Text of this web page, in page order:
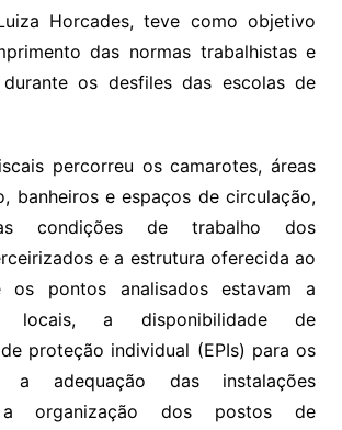
Horcades, teve como objetivo
das normas trabalhistas e
os desfiles das escolas de
percorreu os camarotes, áreas
banheiros e espaços de circulação,
condições de trabalho dos
e a estrutura oferecida ao
os pontos analisados estavam a
locais, a disponibilidade de
proteção individual (EPIs) para os
a adequação das instalações
organização dos postos de